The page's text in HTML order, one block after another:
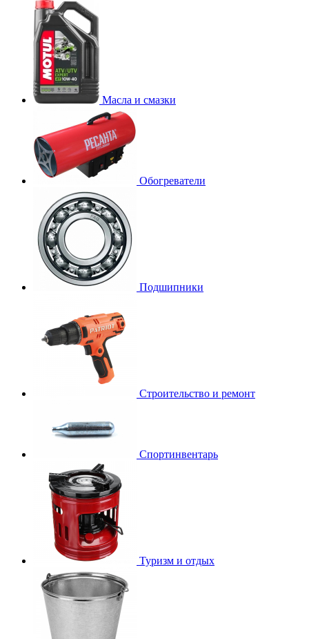
Масла и смазки
Обогреватели
Подшипники
Строительство и ремонт
Спортинвентарь
Туризм и отдых